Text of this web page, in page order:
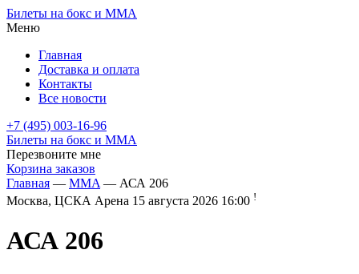
Билеты на бокс и ММА
Меню
Главная
Доставка и оплата
Контакты
Все новости
+7 (495) 003-16-96
Билеты на бокс и ММА
Перезвоните мне
Корзина заказов
Главная — MMA — АСА 206
Москва, ЦСКА Арена 15 августа 2026 16:00 !
АСА 206